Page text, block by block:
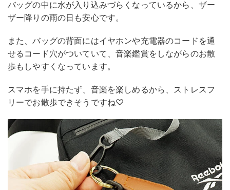
バッグの中に水が入り込みづらくなっているから、ザー
ザー降りの雨の日も安心です。
また、バッグの背面にはイヤホンや充電器のコードを通
せるコード穴がついていて、音楽鑑賞をしながらのお散
歩もしやすくなっています。
スマホを手に持たず、音楽を楽しめるから、ストレスフ
リーでお散歩できそうですね♡